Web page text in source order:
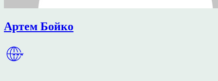
Артем Бойко